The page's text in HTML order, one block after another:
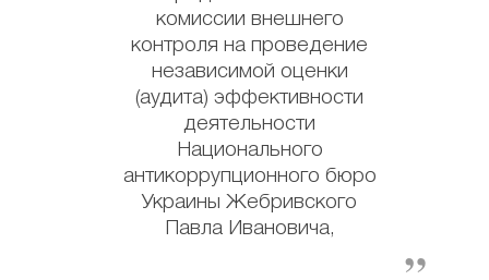
комиссии внешнего
контроля на проведение
независимой оценки
(аудита) эффективности
деятельности
Национального
антикоррупционного бюро
Украины Жебривского
Павла Ивановича,